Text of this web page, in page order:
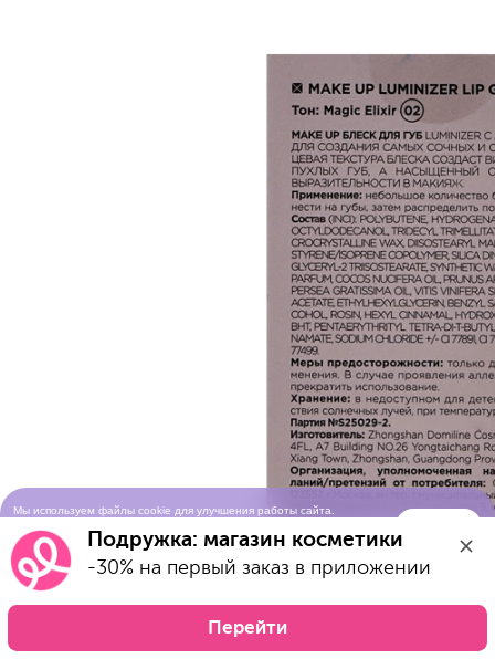
Мы используем файлы cookie для улучшения работы сайта.
использования cookie-файловПодружка: магазин косметики
-30% на первый заказ в приложении
Перейти